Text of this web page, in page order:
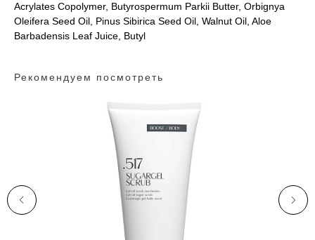
Acrylates Copolymer, Butyrospermum Parkii Butter, Orbignya
Oleifera Seed Oil, Pinus Sibirica Seed Oil, Walnut Oil, Aloe
Barbadensis Leaf Juice, Butyl
Рекомендуем посмотреть